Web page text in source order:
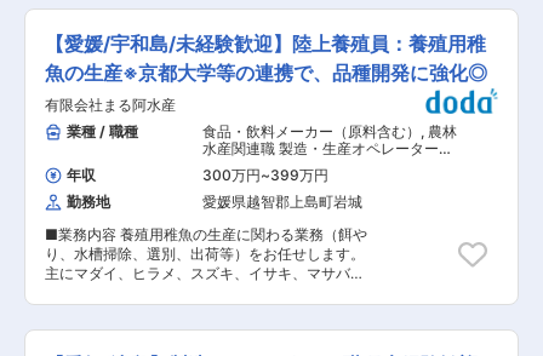
（男性2名・女性2名）平均年齢47.5歳です。 ■当
社・ポジションの特徴 「和豚もちぶた」は、当社
のみで生産しているオリジナルブランド豚です。
理想的な種豚づくりから始まり、生産環境、飼
料、流通に至るまで一貫してこだわり 本当におい
しい豚肉を追求しています。 ■求める人材 ・受
け身ではなく、自ら課題を見つけ主体的に行動で
きる方 ・「もっと良くできるのでは？」という視
点で、改善提案や新しい挑戦を楽しめる方 ・ロジ
カルに考えながらも、感覚やブランドの世界観を
大切にできる方 ・抽象的なアイデアを、具体的な
施策や行動に落とし込める方 ・社内外の関係者と
円滑にコミュニケーションを取り、周囲を巻き込
でなく生産現場や店舗にも足を運び現場感覚を大
切にできる方 ・変化を前向きに楽しめる方 ・将
における商品開発業務（アシスタント、サポート
業務含む）をお任せします。 ◎当社グループが運
営する各ブランドの商品開発に関わる業務（場合
によっては海外も含みます） ◎調理オペレーショ
ンの構築、レシピの作成、手順書・メニューに使
用する写真の撮影補助等 ※即何かしらのブランド
の担当というよりは、様々なブランドの開発補助
を経験しながら担当について頂くイメージです。
※本ポジションは、単に美味しい商品を作るだけ
ではありません。店舗においてアルバイトスタッ
フでも再現性高く提供できるオペレーションの構
築なども検討して頂きます。 ■募集背景 現在、
トリドールグループでは、少数精鋭での商品開発
を行っていますが、 今後の当社・組織の更なる成
長の為、新たな仲間を採用していきたいというの
が主な募集背景となります。 早期の戦力として期
【愛媛/宇和島/未経験歓迎】陸上養殖員：養殖用稚
魚の生産※京都大学等の連携で、品種開発に強化◎
有限会社まる阿水産
業種 / 職種
食品・飲料メーカー（原料含む） , 農林
水産関連職 製造・生産オペレーター
（食品・香料・飼料）
年収 300万円~399万円
勤務地
愛媛県越智郡上島町岩城
■業務内容 養殖用稚魚の生産に関わる業務（餌や
り、水槽掃除、選別、出荷等）をお任せします。
主にマダイ、ヒラメ、スズキ、イサキ、マサバと
産を行います。 陸上養殖の業務フローは以下のと
おり： （1）陸上の水槽で親魚を養成し、卵から